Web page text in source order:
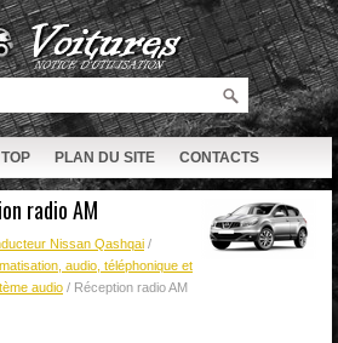
TOP PLAN DU SITE CONTACTS
radio AM
Nissan Qashqai /
audio, téléphonique et
audio / Réception radio AM